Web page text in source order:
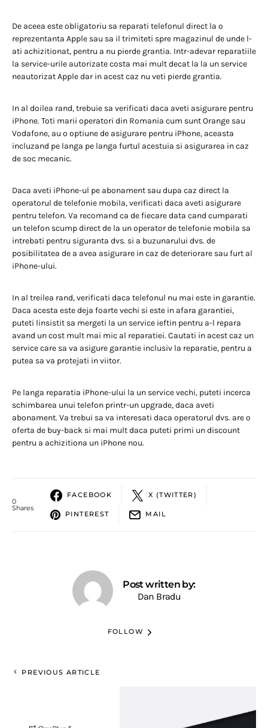
De aceea este obligatoriu sa reparati telefonul direct la o
reprezentanta Apple sau sa il trimiteti spre magazinul de unde l-
ati achizitionat, pentru a nu pierde grantia. Intr-adevar reparatiile
la service-urile autorizate costa mai mult decat la la un service
neautorizat Apple dar in acest caz nu veti pierde grantia.
In al doilea rand, trebuie sa verificati daca aveti asigurare pentru
iPhone. Toti marii operatori din Romania cum sunt Orange sau
Vodafone, au o optiune de asigurare pentru iPhone, aceasta
incluzand pe langa pe langa furtul acestuia si asigurarea in caz
de soc mecanic.
Daca aveti iPhone-ul pe abonament sau dupa caz direct la
operatorul de telefonie mobila, verificati daca aveti asigurare
pentru telefon. Va recomand ca de fiecare data cand cumparati
un telefon scump direct de la un operator de telefonie mobila sa
intrebati pentru siguranta dvs. si a buzunarului dvs. de
posibilitatea de a avea asigurare in caz de deteriorare sau furt al
iPhone-ului.
In al treilea rand, verificati daca telefonul nu mai este in garantie.
Daca acesta este deja foarte vechi si este in afara garantiei,
puteti linsistit sa mergeti la un service ieftin pentru a-l repara
avand un cost mult mai mic al reparatiei. Cautati in acest caz un
service care sa va asigure garantie inclusiv la reparatie, pentru a
putea sa va protejati in viitor.
Pe langa reparatia iPhone-ului la un service vechi, puteti incerca
schimbarea unui telefon printr-un upgrade, daca aveti
abonament. Va trebui sa va interesati daca operatorul dvs. are o
oferta de buy-back si mai mult daca puteti primi un discount
pentru a achizitiona un iPhone nou.
0
Shares
FACEBOOK X (TWITTER)
PINTEREST MAIL
Post written by:
Dan Bradu
FOLLOW
PREVIOUS ARTICLE